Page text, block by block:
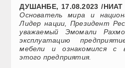
ДУШАНБЕ, 17.08.2023 /НИАТ
Основатель мира и
Лидер нации, Президент
уважаемый Эмомали
эксплуатацию
мебели и ознакомился с
этого предприятия.